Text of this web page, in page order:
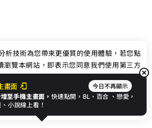
Digital Entertainment Co., Ltd.
畫面 今日不再顯示
至手機主畫面，快速點開，BL、 百合 、戀愛，
小說線上看！
析技術為您帶來更優質的使用體驗，若您點
覽本網站，即表示您同意我們使用第三方
資訊請見隱私權政策。
我同意